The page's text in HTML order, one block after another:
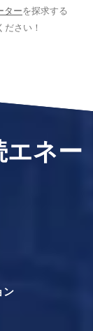
ターを探求する
ださい！
エネー
ン